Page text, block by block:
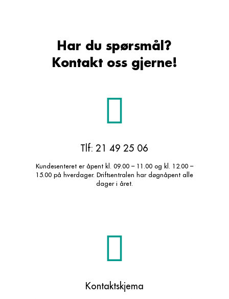
Har du spørsmål?
Kontakt oss gjerne!
Tlf: 21 49 25 06
Kundesenteret er åpent kl. 09.00 – 11.00 og kl. 12.00 –
15.00 på hverdager. Driftsentralen har døgnåpent alle
dager i året.
Kontaktskjema